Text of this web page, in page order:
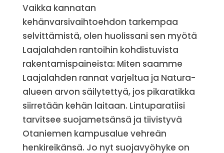
Vaikka kannatan
kehänvarsivaihtoehdon tarkempaa
selvittämistä, olen huolissani sen myötä
Laajalahden rantoihin kohdistuvista
rakentamispaineista: Miten saamme
Laajalahden rannat varjeltua ja Natura-
alueen arvon säilytettyä, jos pikaratikka
siirretään kehän laitaan. Lintuparatiisi
tarvitsee suojametsänsä ja tiivistyvä
Otaniemen kampusalue vehreän
henkireikänsä. Jo nyt suojavyöhyke on